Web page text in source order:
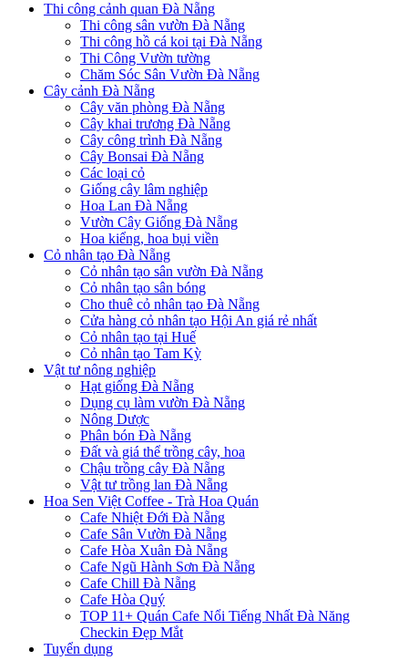
Thi công cảnh quan Đà Nẵng
Thi công sân vườn Đà Nẵng
Thi công hồ cá koi tại Đà Nẵng
Thi Công Vườn tường
Chăm Sóc Sân Vườn Đà Nẵng
Cây cảnh Đà Nẵng
Cây văn phòng Đà Nẵng
Cây khai trương Đà Nẵng
Cây công trình Đà Nẵng
Cây Bonsai Đà Nẵng
Các loại cỏ
Giống cây lâm nghiệp
Hoa Lan Đà Nẵng
Vườn Cây Giống Đà Nẵng
Hoa kiểng, hoa bụi viền
Cỏ nhân tạo Đà Nẵng
Cỏ nhân tạo sân vườn Đà Nẵng
Cỏ nhân tạo sân bóng
Cho thuê cỏ nhân tạo Đà Nẵng
Cửa hàng cỏ nhân tạo Hội An giá rẻ nhất
Cỏ nhân tạo tại Huế
Cỏ nhân tạo Tam Kỳ
Vật tư nông nghiệp
Hạt giống Đà Nẵng
Dụng cụ làm vườn Đà Nẵng
Nông Dược
Phân bón Đà Nẵng
Đất và giá thể trồng cây, hoa
Chậu trồng cây Đà Nẵng
Vật tư trồng lan Đà Nẵng
Hoa Sen Việt Coffee - Trà Hoa Quán
Cafe Nhiệt Đới Đà Nẵng
Cafe Sân Vườn Đà Nẵng
Cafe Hòa Xuân Đà Nẵng
Cafe Ngũ Hành Sơn Đà Nẵng
Cafe Chill Đà Nẵng
Cafe Hòa Quý
TOP 11+ Quán Cafe Nổi Tiếng Nhất Đà Năng
Checkin Đẹp Mắt
Tuyển dụng